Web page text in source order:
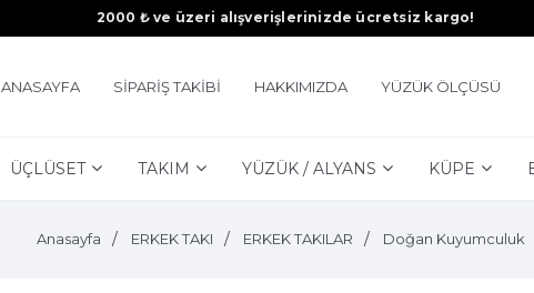
2000 ₺ ve üzeri alışverişlerinizde ücretsiz kargo!
ANASAYFA SİPARİŞ TAKİBİ HAKKIMIZDA YÜZÜK ÖLÇÜSÜ
ÜÇLÜSET TAKIM YÜZÜK / ALYANS KÜPE
Anasayfa ERKEK TAKI ERKEK TAKILAR Doğan Kuyumculuk